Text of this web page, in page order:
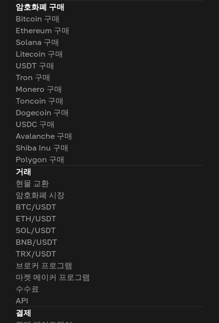
암호화폐 구매
Bitcoin 구매
Ethereum 구매
Solana 구매
Litecoin 구매
USDT 구매
Tron 구매
Monero 구매
Toncoin 구매
Dogecoin 구매
USDC 구매
Avalanche 구매
Shiba Inu 구매
Polygon 구매
거래
현물 교환
암호화폐 시장
BTC/USDT
ETH/USDT
SOL/USDT
BNB/USDT
TRX/USDT
브로커 프로그램
마켓 메이커 프로그램
수수료
API
결제